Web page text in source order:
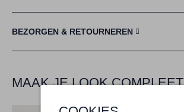
BEZORGEN & RETOURNEREN
MAAK JE LOOK COMPLEET